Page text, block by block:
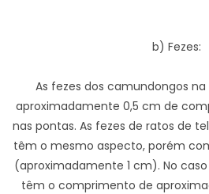
b) Fezes:
As fezes dos camundongos
aproximadamente 0,5 cm de
nas pontas. As fezes de ratos de
têm o mesmo aspecto, porém
(aproximadamente 1 cm). No
têm o comprimento de